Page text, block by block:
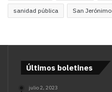
sanidad pública San Jerónimo
Últimos boletines
julio 2, 2023